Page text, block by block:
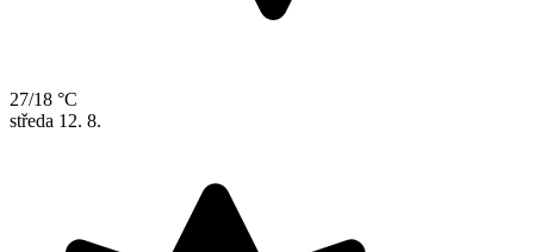
27/18 °C
středa 12. 8.